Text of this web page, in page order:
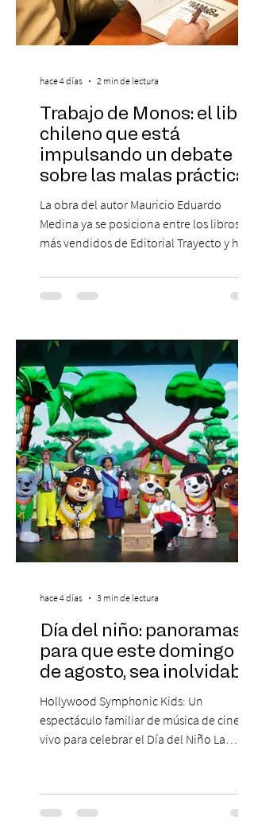
Trabajo de Monos: el libro
chileno que está
impulsando un debate
sobre las malas prácticas
laborales y el futuro del
trabajo
La obra del autor Mauricio Eduardo
Medina ya se posiciona entre los libros
más vendidos de Editorial Trayecto y ha
para mejorar los procesos de selección
laboral en Chile. En un contexto donde el
experiencias laborales forman parte de la
realidad de miles de trabajadores, Trabajo
de Monos – Reflexiones de la Selva
Corporativa, del autor Mauricio Eduardo
Medina, ha trascendido el ámbito editorial
hace 4 días 2 min de lectura
Día del niño: panoramas
para que este domingo 09
de agosto, sea inolvidable
Hollywood Symphonic Kids: Un
espectáculo familiar de música de cine en
vivo para celebrar el Día del Niño La
musical única e inolvidable con motivo del
Día del Niño. El espectáculo Hollywood
hace 4 días 3 min de lectura